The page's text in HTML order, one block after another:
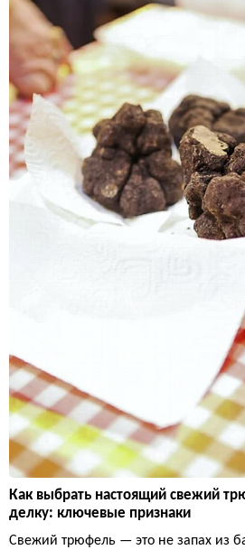
Как выбрать настоящий свежий
делку: ключевые признаки
Свежий трюфель — это не запах из